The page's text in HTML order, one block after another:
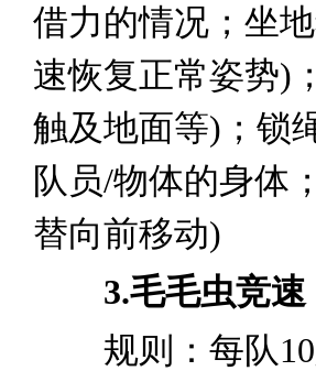
借力的情况；坐
速恢复正常姿势)
触及地面等)；锁
队员/物体的身体
替向前移动)
3.毛毛虫竞速
规则：每队10